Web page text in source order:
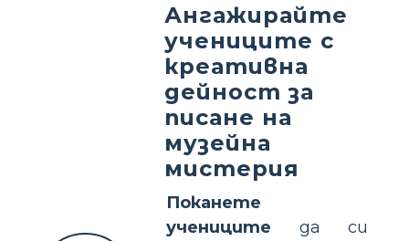
Ангажирайте
учениците с
креативна
дейност за
писане на
музейна
мистерия
Поканете
учениците да си